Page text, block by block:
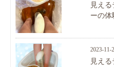
見え
ーの体
2023-11-
見え